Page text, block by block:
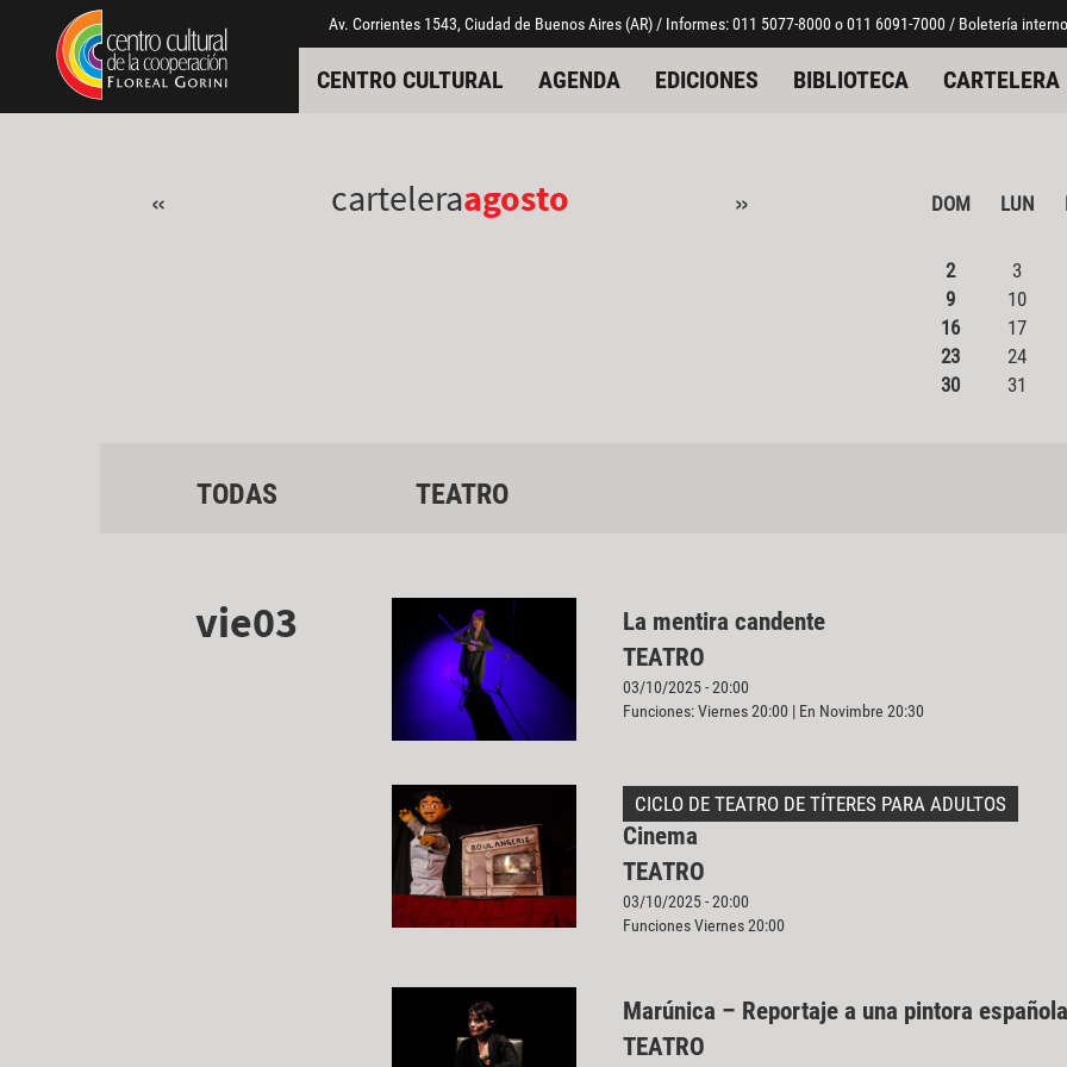
Pasar al contenido principal
Jump to main content Av. Corrientes 1543, Ciudad de Buenos Aires (AR) / Informes: 011 5077-8000 o 011 6091-7000 / Boletería
CENTRO CULTURAL AGENDA EDICIONES BIBLIOTECA CARTELERA
« carteleraagosto » DOM LUN
2
3
9
10
16
17
23
24
30
31
TODAS TEATRO
vie03
La mentira candente
TEATRO
03/10/2025 - 20:00
Funciones: Viernes 20:00 | En Novimbre 20:30
CICLO DE TEATRO DE TÍTERES PARA ADULTOS
Cinema
TEATRO
03/10/2025 - 20:00
Funciones Viernes 20:00
Marúnica – Reportaje a una pintora española
TEATRO